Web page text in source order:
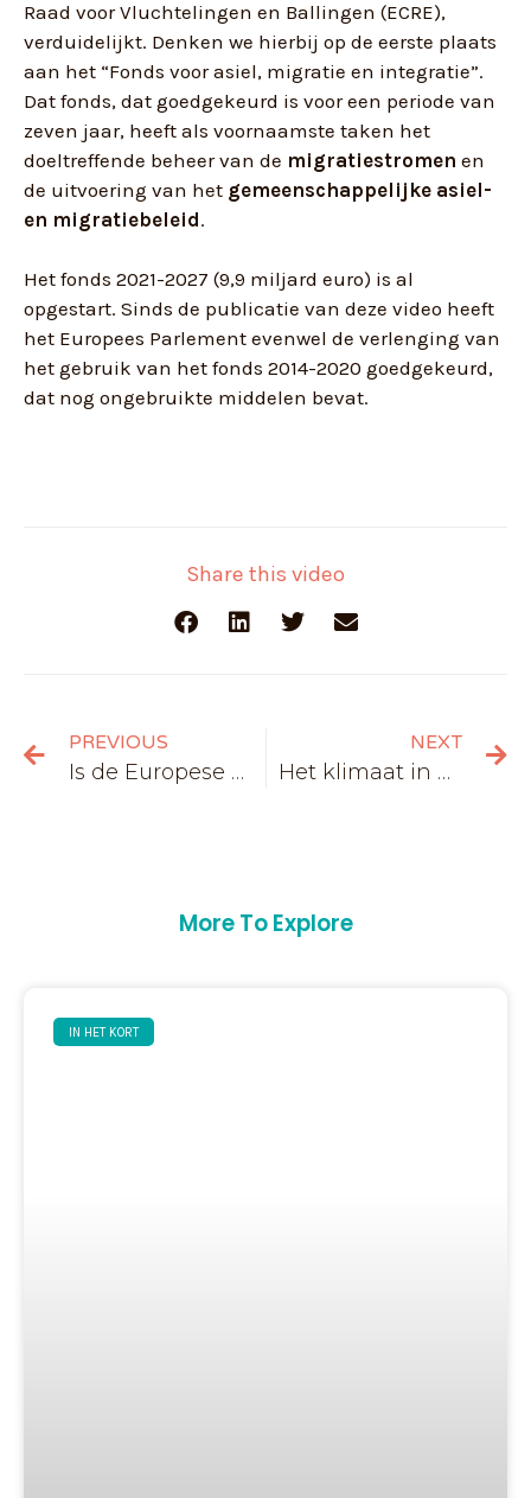
Raad voor Vluchtelingen en Ballingen (ECRE),
verduidelijkt. Denken we hierbij op de eerste plaats
aan het “Fonds voor asiel, migratie en integratie”.
Dat fonds, dat goedgekeurd is voor een periode van
zeven jaar, heeft als voornaamste taken het
doeltreffende beheer van de migratiestromen en
de uitvoering van het gemeenschappelijke asiel-
en migratiebeleid.
Het fonds 2021-2027 (9,9 miljard euro) is al
opgestart. Sinds de publicatie van deze video heeft
het Europees Parlement evenwel de verlenging van
het gebruik van het fonds 2014-2020 goedgekeurd,
dat nog ongebruikte middelen bevat.
Share this video
PREVIOUS
Is de Europese Unie echt democratisch?
NEXT
Het klimaat in Europa in 2050
More To Explore
IN HET KORT